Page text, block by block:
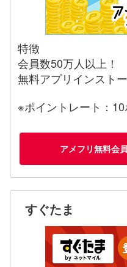
特徴
会員数50万人以上！
無料アプリインスト
※ポイントレート：
アメフリ無料会
すぐたま